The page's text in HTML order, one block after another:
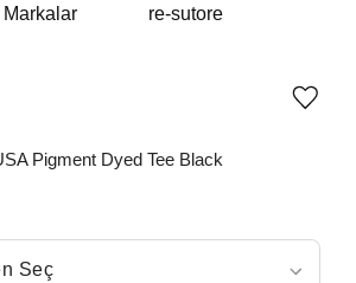
Markalar re-sutore
Pigment Dyed Tee Black
Ürünü
Seç